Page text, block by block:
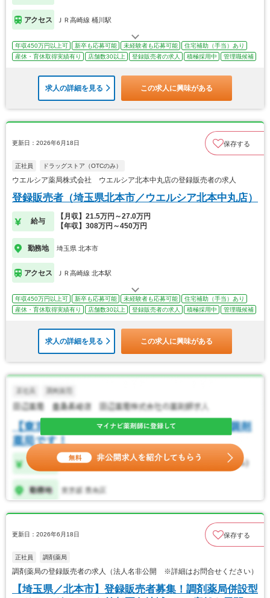
アクセス ＪＲ高崎線 桶川駅
年収450万円以上可 新卒も応募可能 未経験者も応募可能
住宅補助（手当）あり
産休・育休取得実績有り
店舗数30以上 登録販売者の求人 積極採用中 管理職候補
求人の詳細を見る この求人に興味がある
更新日：2026年6月18日 保存する
正社員 ドラッグストア（OTCのみ）
ウエルシア薬局株式会社 ウエルシア北本中丸店の登録販売者の求人
登録販売者（埼玉県北本市／ウエルシア北本中丸店）
給与
【月収】21.5万円～27.0万円
【年収】308万円～450万円
勤務地 埼玉県 北本市
アクセス ＪＲ高崎線 北本駅
年収450万円以上可 新卒も応募可能 未経験者も応募可能
住宅補助（手当）あり
産休・育休取得実績有り
店舗数30以上 登録販売者の求人 積極採用中 管理職候補
求人の詳細を見る この求人に興味がある
更新日：2026年6月18日 保存する
正社員 調剤薬局
調剤薬局の登録販売者の求人（法人名非公開 ※詳細はお問合せください）
【埼玉県／北本市】登録販売者募集！調剤薬局併設型